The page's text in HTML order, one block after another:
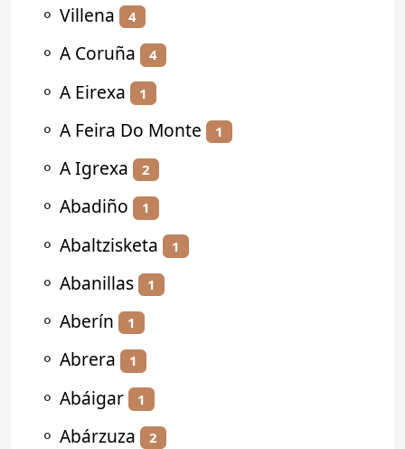
⚬ Villena 4
⚬ A Coruña 4
⚬ A Eirexa 1
⚬ A Feira Do Monte 1
⚬ A Igrexa 2
⚬ Abadiño 1
⚬ Abaltzisketa 1
⚬ Abanillas 1
⚬ Aberín 1
⚬ Abrera 1
⚬ Abáigar 1
⚬ Abárzuza 2